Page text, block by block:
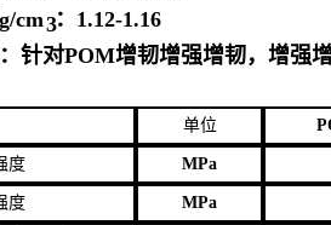
g/cm3：1.12-1.16
针对POM增韧增强增韧， 增强
单位
度 MPa
度 MPa